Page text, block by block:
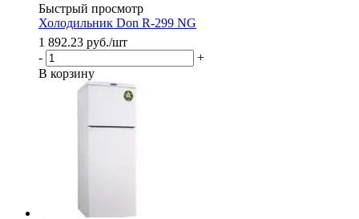
Быстрый просмотр
Холодильник Don R-299 NG
1 892.23 руб./шт
-
+
В корзину